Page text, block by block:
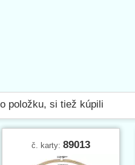
položku, si tiež kúpili
č. karty: 89013